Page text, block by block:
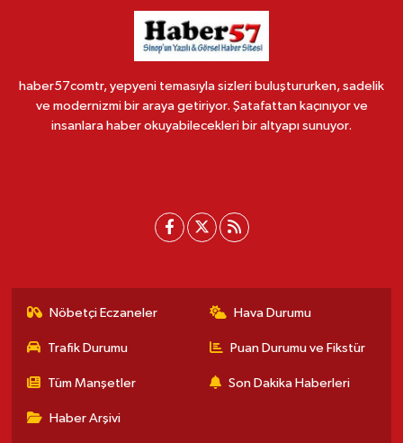
haber57comtr, yepyeni temasıyla sizleri buluştururken, sadelik
ve modernizmi bir araya getiriyor. Şatafattan kaçınıyor ve
insanlara haber okuyabilecekleri bir altyapı sunuyor.
Nöbetçi Eczaneler Hava Durumu
Trafik Durumu Puan Durumu ve Fikstür
Tüm Manşetler Son Dakika Haberleri
Haber Arşivi